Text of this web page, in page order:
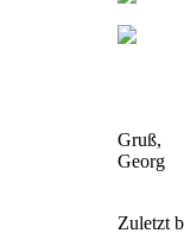
Gruß,
Georg
Zuletzt